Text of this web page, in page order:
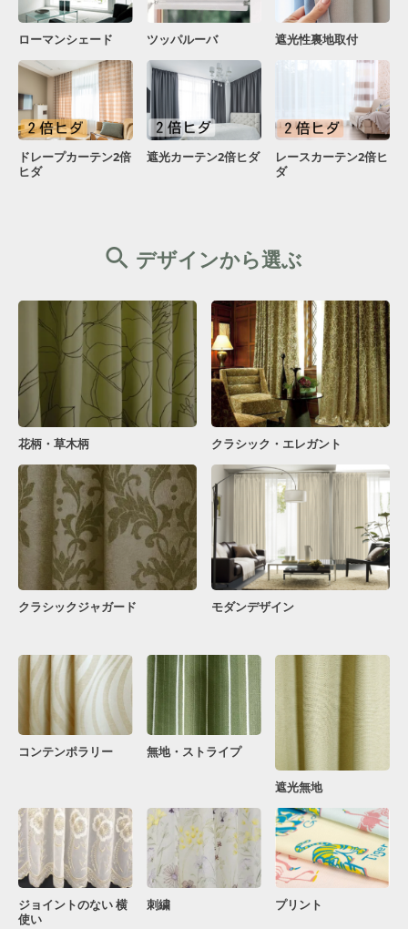
ローマンシェード ツッパルーバ 遮光性裏地取付
ドレープカーテン2倍
ヒダ
遮光カーテン2倍ヒダ
レースカーテン2倍ヒ
ダ
デザインから選ぶ
花柄・草木柄 クラシック・エレガント
クラシックジャガード モダンデザイン
コンテンポラリー 無地・ストライプ
遮光無地
ジョイントのない 横
使い
刺繍 プリント